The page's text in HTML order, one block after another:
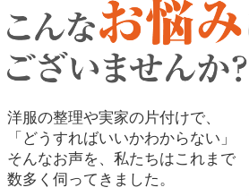
洋服の整理や実家の片付けで、
「どうすればいいかわからない」
そんなお声を、私たちはこれまで
数多く伺ってきました。